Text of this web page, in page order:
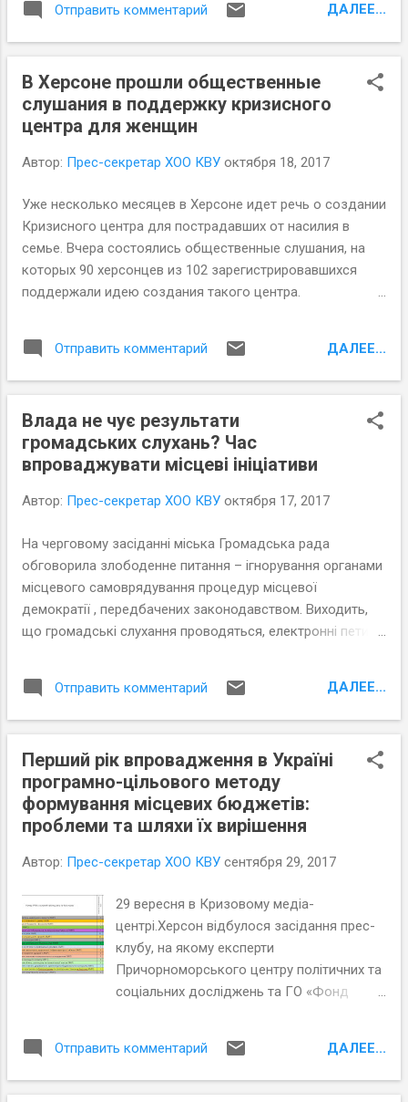
досліджень розпочав проект «Посилення ролі
периферійних населених пунктів в об’єднаних громадах
громадянського суспільства та посилення зав’язків між
населеними пунктами.
Отправить комментарий ДАЛЕЕ...
В Херсоне прошли общественные
слушания в поддержку кризисного
центра для женщин
Автор: Прес-секретар ХОО КВУ октября 18, 2017
Уже несколько месяцев в Херсоне идет речь о создании
Кризисного центра для пострадавших от насилия в
семье. Вчера состоялись общественные слушания, на
которых 90 херсонцев из 102 зарегистрировавшихся
поддержали идею создания такого центра.
слушаний предоставил Ресурсный центр по развитию
местной демократии . Теперь, согласно Статуту
территориальной громады, Резолюция слушаний будет
Отправить комментарий ДАЛЕЕ...
Влада не чує результати
громадських слухань? Час
впроваджувати місцеві ініціативи
Автор: Прес-секретар ХОО КВУ октября 17, 2017
На черговому засіданні міська Громадська рада
обговорила злободенне питання – ігнорування органами
місцевого самоврядування процедур місцевої
демократії , передбачених законодавством. Виходить,
що громадські слухання проводяться, електронні петиції
відомого мему, адже влада ці напрацювання просто
ігнорує.
Отправить комментарий ДАЛЕЕ...
Перший рік впровадження в Україні
програмно-цільового методу
формування місцевих бюджетів:
проблеми та шляхи їх вирішення
Автор: Прес-секретар ХОО КВУ сентября 29, 2017
29 вересня в Кризовому медіа-
центрі.Херсон відбулося засідання прес-
клубу, на якому експерти
Причорноморського центру політичних та
соціальних досліджень та ГО «Фонд
програм, ефективності витрачання коштів
бюджету 2017 р. та впровадження
Отправить комментарий ДАЛЕЕ...